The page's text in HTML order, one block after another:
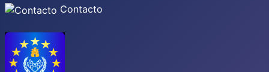
Contacto